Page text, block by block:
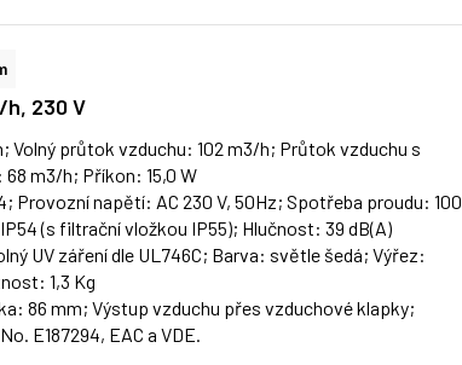
h, 230 V
Volný průtok vzduchu: 102 m3/h; Průtok vzduchu s
m3/h; Příkon: 15,0 W
Provozní napětí: AC 230 V, 50Hz; Spotřeba proudu: 100
(s filtrační vložkou IP55); Hlučnost: 39 dB(A)
UV záření dle UL746C; Barva: světle šedá; Výřez:
1,3 Kg
86 mm; Výstup vzduchu přes vzduchové klapky;
E187294, EAC a VDE.